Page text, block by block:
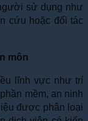
sử dụng như
cứu hoặc đối tác
môn
lĩnh vực như trí
mềm, an ninh
được phân loại